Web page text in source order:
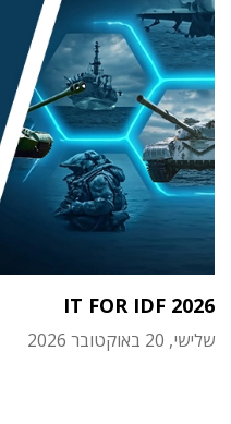
IT FOR IDF 2026
שלישי, 20 באוקטובר 2026